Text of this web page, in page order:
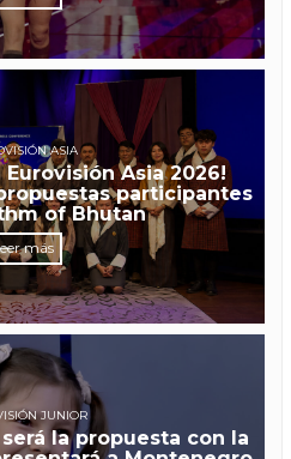
ASIA
Eurovisión Asia 2026!
participantes
of Bhutan
más
JUNIOR
la propuesta con la